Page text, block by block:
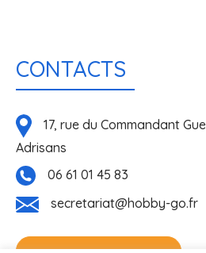
CONTACTS
17, rue du Commandant
Adrisans
06 61 01 45 83
secretariat@hobby-go.fr